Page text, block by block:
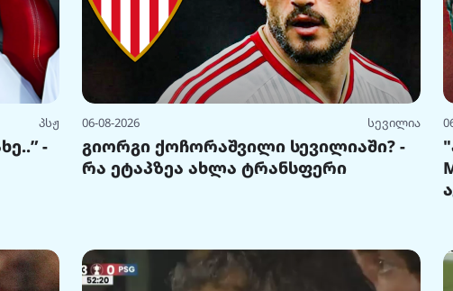
პსჟ
-
06-08-2026 სევილია
გიორგი ქოჩორაშვილი სევილიაში? -
რა ეტაპზეა ახლა ტრანსფერი